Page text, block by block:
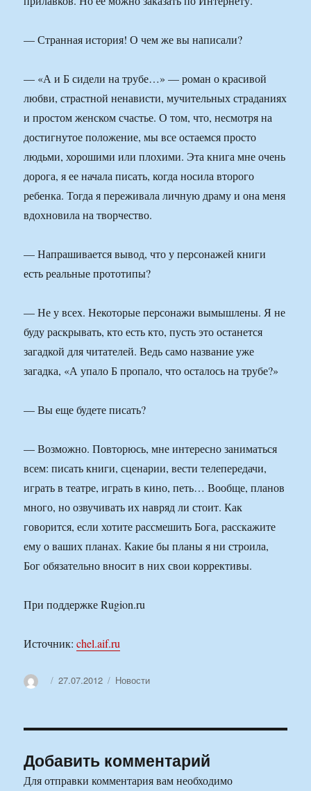
— Странная история! О чем же вы написали?
— «А и Б сидели на трубе…» — роман о красивой
любви, страстной ненависти, мучительных страданиях
и простом женском счастье. О том, что, несмотря на
достигнутое положение, мы все остаемся просто
людьми, хорошими или плохими. Эта книга мне очень
дорога, я ее начала писать, когда носила второго
ребенка. Тогда я переживала личную драму и она меня
вдохновила на творчество.
— Напрашивается вывод, что у персонажей книги
есть реальные прототипы?
— Не у всех. Некоторые персонажи вымышлены. Я не
буду раскрывать, кто есть кто, пусть это останется
загадкой для читателей. Ведь само название уже
загадка, «А упало Б пропало, что осталось на трубе?»
— Вы еще будете писать?
— Возможно. Повторюсь, мне интересно заниматься
всем: писать книги, сценарии, вести телепередачи,
играть в театре, играть в кино, петь… Вообще, планов
много, но озвучивать их навряд ли стоит. Как
говорится, если хотите рассмешить Бога, расскажите
ему о ваших планах. Какие бы планы я ни строила,
Бог обязательно вносит в них свои коррективы.
При поддержке Rugion.ru
Источник:chel.aif.ru
АвторОпубликовано
27.07.2012 Рубрики
Новости
Добавить комментарий
Для отправки комментария вам необходимо